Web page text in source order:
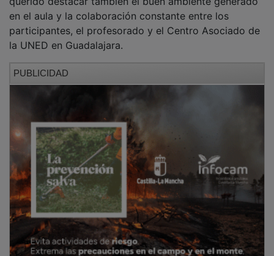
en el aula y la colaboración constante entre los
participantes, el profesorado y el Centro Asociado de
la UNED en Guadalajara.